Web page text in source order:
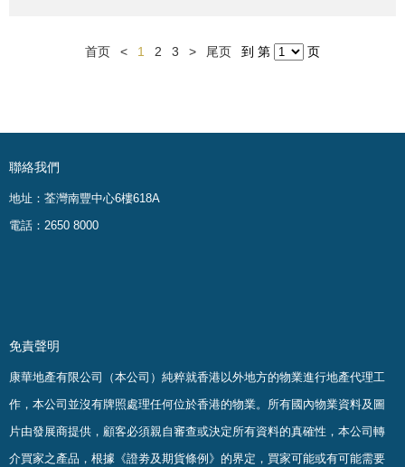
首页 < 1 2 3 > 尾页 到 第 页
聯絡我們
地址：荃灣南豐中心6樓618A
電話：2650 8000
免責聲明
康華地產有限公司（本公司）純粹就香港以外地方的物業進行地產代理工
作，本公司並沒有牌照處理任何位於香港的物業。 所有國內物業資料及圖
片由發展商提供，顧客必須親自審查或決定所有資料的真確性 ， 本公司轉
介買家之產品，根據《證劵及期貨條例》的界定，買家可能或有可能需要